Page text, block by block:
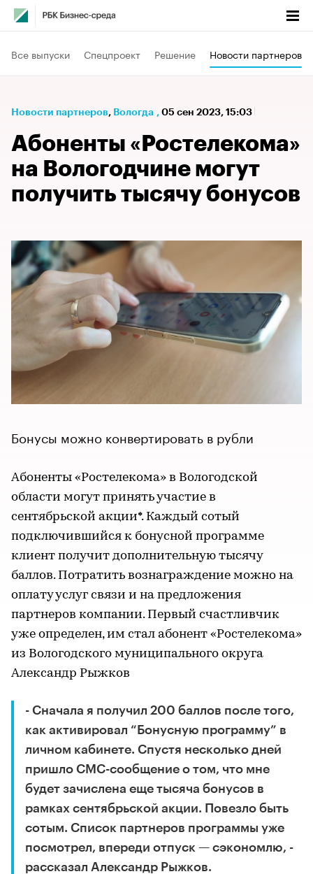
Все выпуски Спецпроект Решение Новости партнеров
Новости партнеров⁠, Вологда , 05 сен 2023, 15:03
Абоненты «Ростелекома»
на Вологодчине могут
получить тысячу бонусов
Бонусы можно конвертировать в рубли
Абоненты «Ростелекома» в Вологодской
области могут принять участие в
сентябрьской акции*. Каждый сотый
подключившийся к бонусной программе
клиент получит дополнительную тысячу
баллов. Потратить вознаграждение можно на
оплату услуг связи и на предложения
партнеров компании. Первый счастливчик
уже определен, им стал абонент «Ростелекома»
из Вологодского муниципального округа
Александр Рыжков
- Сначала я получил 200 баллов после того,
как активировал “Бонусную программу” в
личном кабинете. Спустя несколько дней
пришло СМС-сообщение о том, что мне
будет зачислена еще тысяча бонусов в
рамках сентябрьской акции. Повезло быть
сотым. Список партнеров программы уже
посмотрел, впереди отпуск — сэкономлю, -
рассказал Александр Рыжков.